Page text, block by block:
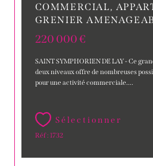
COMMERCIAL,
GRENIER
220 000 €
SAINT SYMPHORIEN DE LAY - Ce
deux niveaux offre de nombreuses
pour une activité commerciale....
Sélectionner
Réf : 1732